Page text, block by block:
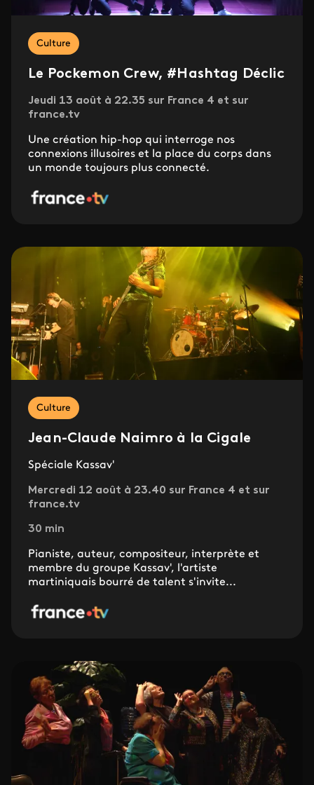
Culture
Le Pockemon Crew, #Hashtag Déclic
Jeudi 13 août à 22.35 sur France 4 et sur
france.tv
Une création hip-hop qui interroge nos
connexions illusoires et la place du corps dans
un monde toujours plus connecté.
Culture
Jean-Claude Naimro à la Cigale
Spéciale Kassav'
Mercredi 12 août à 23.40 sur France 4 et sur
france.tv
30 min
Pianiste, auteur, compositeur, interprète et
membre du groupe Kassav', l'artiste
martiniquais bourré de talent s'invite...